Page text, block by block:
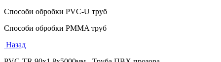
Способи обробки PVC-U труб
Способи обробки PMMA труб
Назад